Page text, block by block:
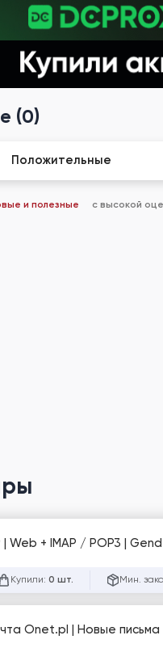
(0)
Положительные
и полезные с высокой
Web + IMAP / POP3 |
Купили: 0 шт. Мин.
Onet.pl | Новые письма